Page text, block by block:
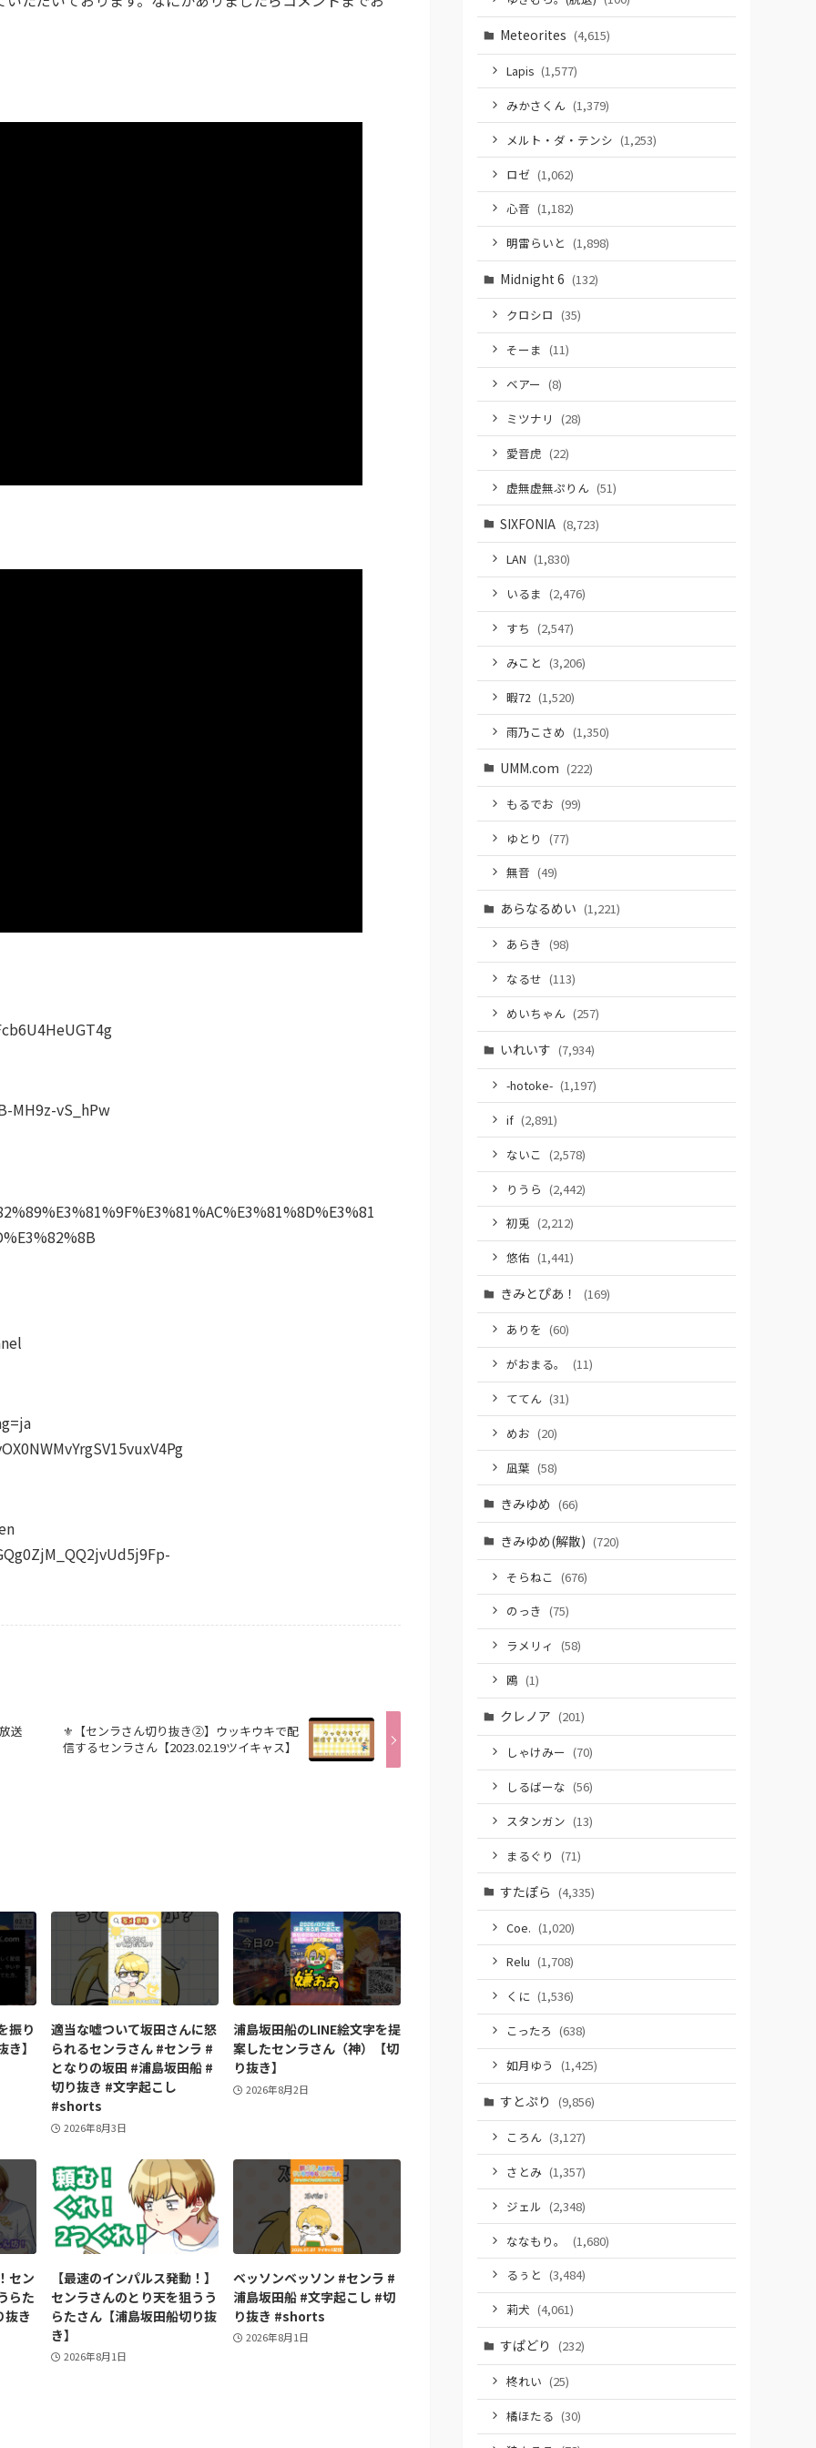
MH9z-vS_hPw
送
⚜️【センラさん切り抜き②】ウッキウキで配
信するセンラさん【2023.02.19ツイキャス】
振り
】
適当な嘘ついて坂田さんに怒
られるセンラさん #センラ #
となりの坂田 #浦島坂田船 #
切り抜き #文字起こし
#shorts
2026年8月3日
浦島坂田船のLINE絵文字を提
案したセンラさん（神）【切
り抜き】
2026年8月2日
セン
らた
抜き
【最速のインパルス発動！】
センラさんのとり天を狙うう
らたさん【浦島坂田船切り抜
き】
2026年8月1日
ベッソンベッソン #センラ #
浦島坂田船 #文字起こし #切
り抜き #shorts
2026年8月1日
Meteorites (4,615)
Lapis (1,577)
みかさくん (1,379)
メルト・ダ・テンシ (1,253)
ロゼ (1,062)
心音 (1,182)
明雷らいと (1,898)
Midnight 6 (132)
クロシロ (35)
そーま (11)
ベアー (8)
ミツナリ (28)
愛音虎 (22)
虚無虚無ぷりん (51)
SIXFONIA (8,723)
LAN (1,830)
いるま (2,476)
すち (2,547)
みこと (3,206)
暇72 (1,520)
雨乃こさめ (1,350)
UMM.com (222)
もるでお (99)
ゆとり (77)
無音 (49)
あらなるめい (1,221)
あらき (98)
なるせ (113)
めいちゃん (257)
いれいす (7,934)
-hotoke- (1,197)
if (2,891)
ないこ (2,578)
りうら (2,442)
初兎 (2,212)
悠佑 (1,441)
きみとぴあ！ (169)
ありを (60)
がおまる。
(11)
ててん (31)
めお (20)
凪葉 (58)
きみゆめ (66)
きみゆめ(解散) (720)
そらねこ (676)
のっき (75)
ラメリィ (58)
鴎 (1)
クレノア (201)
しゃけみー (70)
しるばーな (56)
スタンガン (13)
まるぐり (71)
すたぽら (4,335)
Coe. (1,020)
Relu (1,708)
くに (1,536)
こったろ (638)
如月ゆう (1,425)
すとぷり (9,856)
ころん (3,127)
さとみ (1,357)
ジェル (2,348)
ななもり。
(1,680)
るぅと (3,484)
莉犬 (4,061)
すぱどり (232)
柊れい (25)
橘ほたる (30)